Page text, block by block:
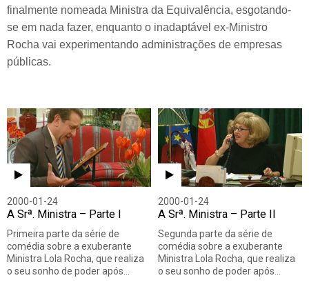
finalmente nomeada Ministra da Equivalência, esgotando-
se em nada fazer, enquanto o inadaptável ex-Ministro
Rocha vai experimentando administrações de empresas
públicas.
2000-01-24
A Srª. Ministra – Parte I
Primeira parte da série de
comédia sobre a exuberante
Ministra Lola Rocha, que realiza
o seu sonho de poder após…
2000-01-24
A Srª. Ministra – Parte II
Segunda parte da série de
comédia sobre a exuberante
Ministra Lola Rocha, que realiza
o seu sonho de poder após…